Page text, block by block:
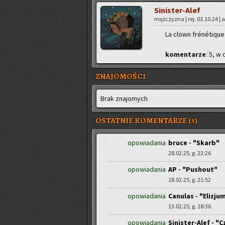
Si­ni­ster-Alef
męż­czy­zna | rej. 03.10.24 |
La clown frénétique
ko­men­ta­rze: 5, w
ZNAJOMOŚCI
Brak zna­jo­mych
OSTATNIE KOMENTARZE (5)
opowiadania bruce - "Skarb"
28.02.25, g. 22:26
opowiadania AP - "Pushout"
18.02.25, g. 21:52
opowiadania Canulas -
13.02.25, g. 18:36
opowiadania Sinister-Alef -